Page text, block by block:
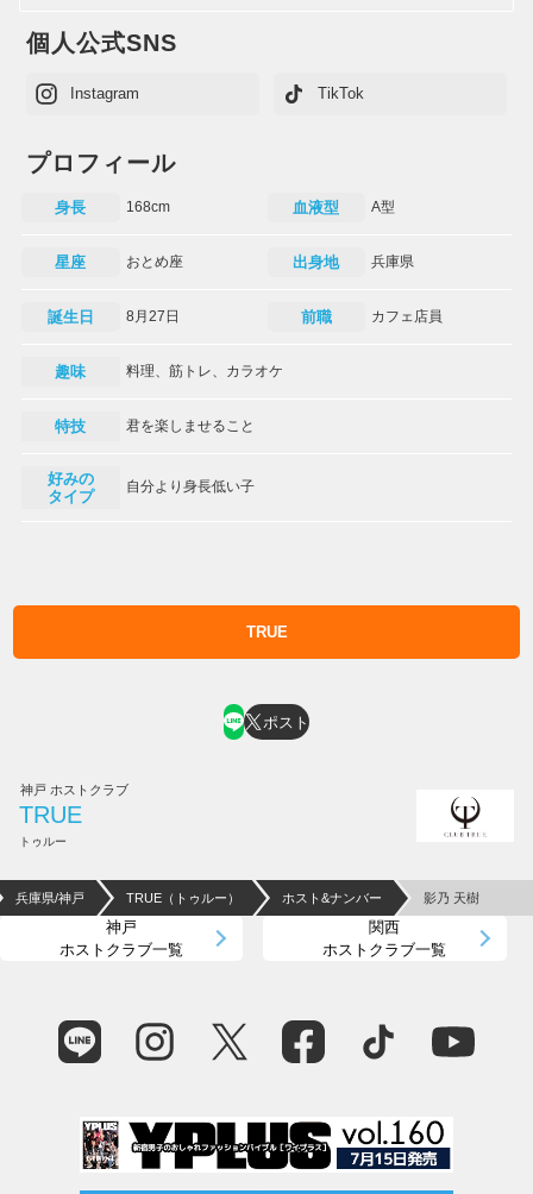
個人公式SNS
Instagram TikTok
プロフィール
身長 168cm 血液型 A型
星座 おとめ座 出身地 兵庫県
誕生日 8月27日 前職 カフェ店員
趣味 料理、筋トレ、カラオケ
特技 君を楽しませること
好みの
タイプ
自分より身長低い子
TRUE
ポスト
神戸 ホストクラブ
TRUE
トゥルー
兵庫県/神戸 TRUE（トゥルー） ホスト&ナンバー 影乃 天樹
神戸
ホストクラブ一覧
関西
ホストクラブ一覧